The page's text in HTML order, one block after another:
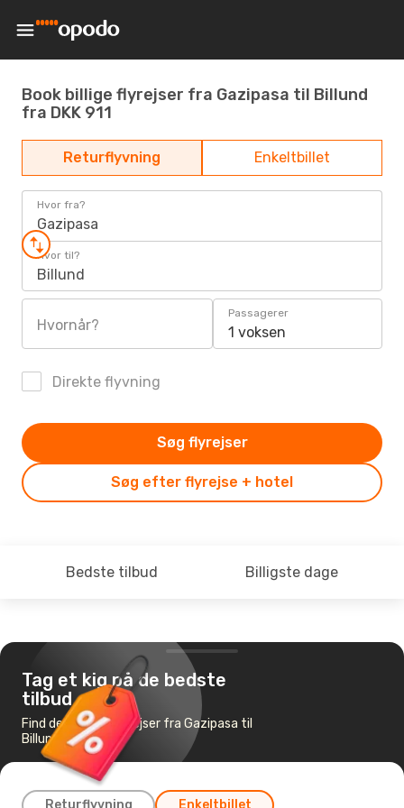
Book billige flyrejser fra Gazipasa til Billund
fra DKK 911
Returflyvning Enkeltbillet
Hvor fra?
Gazipasa
Hvor til?
Billund
Hvornår?
Passagerer
1 voksen
Direkte flyvning
Søg efter flyrejse + hotel
Søg flyrejser
Bedste tilbud Billigste dage
Tag et kig på de bedste
tilbud
Find de billigste flyrejser fra Gazipasa til
Billund
Returflyvning Enkeltbillet